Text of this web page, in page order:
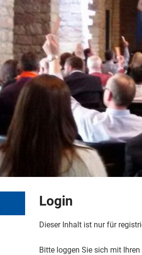
Login
Dieser Inhalt ist nur für
Bitte loggen Sie sich mit